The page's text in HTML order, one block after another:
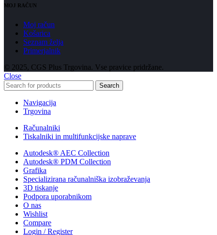
MOJ RAČUN
Moj račun
Košarica
Seznam želja
Primerjalnik
© 2025, CGS Plus Trgovina. Vse pravice pridržane.
Close
Search
Navigacija
Trgovina
Računalniki
Tiskalniki in multifunkcijske naprave
Autodesk® AEC Collection
Autodesk® PDM Collection
Grafika
Specializirana računalniška izobraževanja
3D tiskanje
Podpora uporabnikom
O nas
Wishlist
Compare
Login / Register